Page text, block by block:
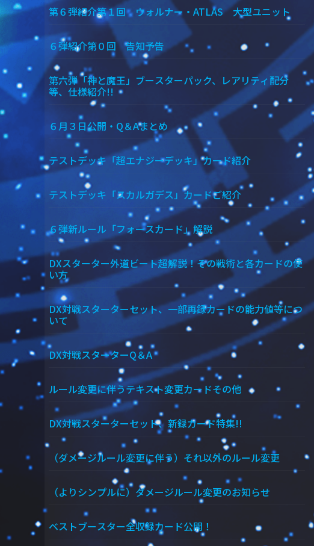
第６弾紹介第１回 ウォルナー・ATLAS 大型ユニット
６弾紹介第０回 告知予告
第六弾「神と魔王」ブースターパック、レアリティ配分
等、仕様紹介!!
６月３日公開・Q＆Aまとめ
テストデッキ「超エナジーデッキ」カード紹介
テストデッキ「スカルガデス」カードご紹介
６弾新ルール「フォースカード」解説
DXスターター外道ビート超解説！その戦術と各カードの使
い方
DX対戦スターターセット、一部再録カードの能力値等につ
いて
DX対戦スターターQ＆A
ルール変更に伴うテキスト変更カードその他
DX対戦スターターセット、新録カード特集!!
（ダメージルール変更に伴う）それ以外のルール変更
（よりシンプルに）ダメージルール変更のお知らせ
ベストブースター全収録カード公開！